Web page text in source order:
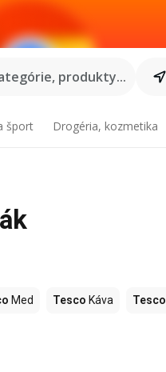
produkty...
šport Drogéria, kozmetika
Med Tesco Káva Tesco